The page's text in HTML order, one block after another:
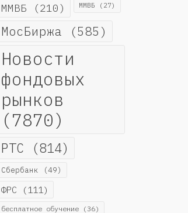
ММВБ (210) ММВБ (27)
МосБиржа (585)
Новости
фондовых
рынков
(7870)
РТС (814)
Сбербанк (49)
ФРС (111)
бесплатное обучение(36)